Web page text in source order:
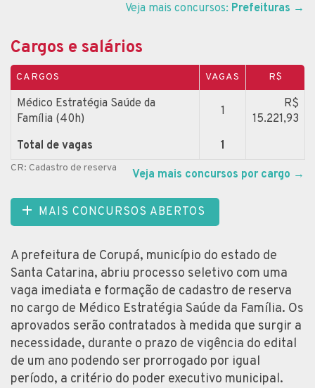
Veja mais concursos: Prefeituras →
Cargos e salários
CARGOS VAGAS R$
Médico Estratégia Saúde da
Família (40h)
1
R$
15.221,93
Total de vagas
1
CR: Cadastro de reserva Veja mais concursos por cargo →
MAIS CONCURSOS ABERTOS
A prefeitura de Corupá, município do estado de
Santa Catarina, abriu processo seletivo com uma
vaga imediata e formação de cadastro de reserva
no cargo de Médico Estratégia Saúde da Família. Os
aprovados serão contratados à medida que surgir a
necessidade, durante o prazo de vigência do edital
de um ano podendo ser prorrogado por igual
período, a critério do poder executivo municipal.